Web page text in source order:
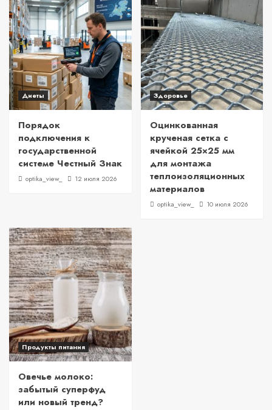
Диеты
Порядок
подключения к
государственной
системе Честный Знак
optika_view_ 12 июля 2026
Здоровье
Оцинкованная
крученая сетка с
ячейкой 25×25 мм
для монтажа
теплоизоляционных
материалов
optika_view_ 10 июля 2026
Продукты питания
Овечье молоко:
забытый суперфуд
или новый тренд?